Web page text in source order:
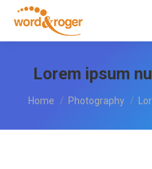
Lorem ipsum
You are here:
Home Photography